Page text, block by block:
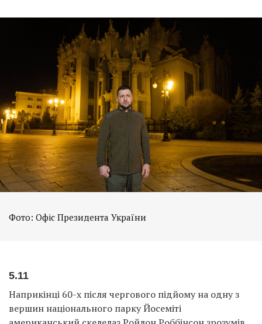
Фото: Офіс Президента України
5.11
Наприкінці 60-х після чергового підйому на одну з
вершин національного парку Йосеміті